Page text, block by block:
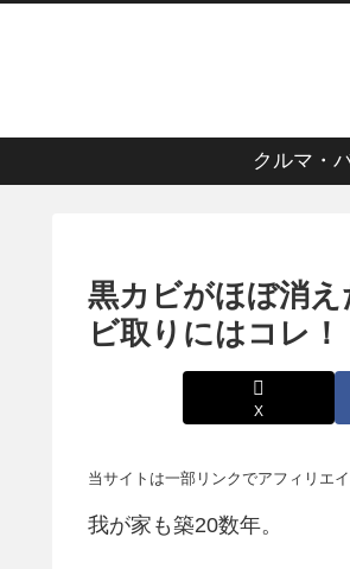
クルマ・
黒カビがほぼ消
ビ取りにはコレ！
X
我が家も築20数年。